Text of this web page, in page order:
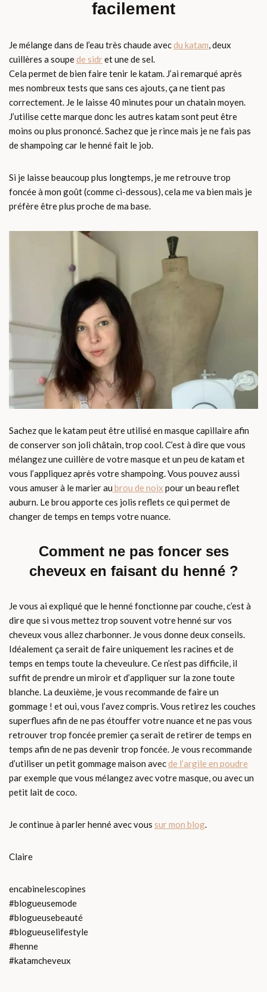
facilement
Je mélange dans de l’eau très chaude avecdu katam, deux
cuillères a soupede sidret une de sel.
Cela permet de bien faire tenir le katam. J’ai remarqué après
mes nombreux tests que sans ces ajouts, ça ne tient pas
correctement. Je le laisse 40 minutes pour un chatain moyen.
J’utilise cette marque donc les autres katam sont peut être
moins ou plus prononcé. Sachez que je rince mais je ne fais pas
de shampoing car le henné fait le job.
Si je laisse beaucoup plus longtemps, je me retrouve trop
foncée à mon goût (comme ci-dessous), cela me va bien mais je
préfère être plus proche de ma base.
Sachez que le katam peut être utilisé en masque capillaire afin
de conserver son joli châtain, trop cool. C’est à dire que vous
mélangez une cuillère de votre masque et un peu de katam et
vous l’appliquez après votre shampoing. Vous pouvez aussi
vous amuser à le marier au brou de noix pour un beau reflet
auburn. Le brou apporte ces jolis reflets ce qui permet de
changer de temps en temps votre nuance.
Comment ne pas foncer ses
cheveux en faisant du henné ?
Je vous ai expliqué que le henné fonctionne par couche, c’est à
dire que si vous mettez trop souvent votre henné sur vos
cheveux vous allez charbonner. Je vous donne deux conseils.
Idéalement ça serait de faire uniquement les racines et de
temps en temps toute la cheveulure. Ce n’est pas difficile, il
suffit de prendre un miroir et d’appliquer sur la zone toute
blanche. La deuxième, je vous recommande de faire un
gommage ! et oui, vous l’avez compris. Vous retirez les couches
superflues afin de ne pas étouffer votre nuance et ne pas vous
retrouver trop foncée premier ça serait de retirer de temps en
temps afin de ne pas devenir trop foncée. Je vous recommande
d’utiliser un petit gommage maison avecde l’argile en poudre
par exemple que vous mélangez avec votre masque, ou avec un
petit lait de coco.
Je continue à parler henné avec vous sur mon blog.
Claire
encabinelescopines
#blogueusemode
#blogueusebeauté
#blogueuselifestyle
#henne
#katamcheveux